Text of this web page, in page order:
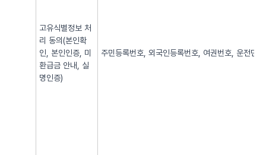
고유식별정보 처
리 동의(본인확
인, 본인인증, 미
환급금 안내, 실
명인증)
주민등록번호, 외국인등록번호, 여권번호, 운전면